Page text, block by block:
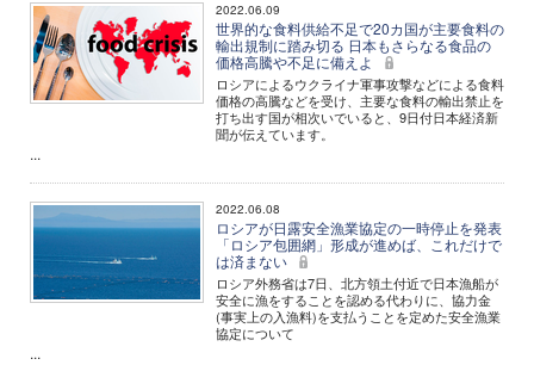
2022.06.09
世界的な食料供給不足で20カ国が主要食料の
輸出規制に踏み切る 日本もさらなる食品の
価格高騰や不足に備えよ
ロシアによるウクライナ軍事攻撃などによる食料
価格の高騰などを受け、主要な食料の輸出禁止を
打ち出す国が相次いでいると、9日付日本経済新
聞が伝えています。
...
2022.06.08
ロシアが日露安全漁業協定の一時停止を発表
「ロシア包囲網」形成が進めば、これだけで
は済まない
ロシア外務省は7日、北方領土付近で日本漁船が
安全に漁をすることを認める代わりに、協力金
(事実上の入漁料)を支払うことを定めた安全漁業
協定について
...